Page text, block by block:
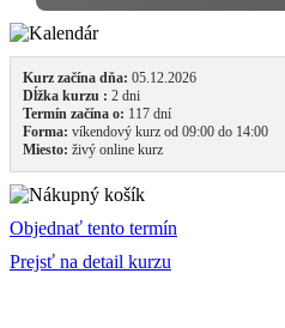
Kurz začína dňa: 05.12.2026
Dĺžka kurzu : 2 dni
Termín začína o: 117 dní
Forma: víkendový kurz od 09:00 do 14:00
Miesto: živý online kurz
Objednať tento termín
Prejsť na detail kurzu